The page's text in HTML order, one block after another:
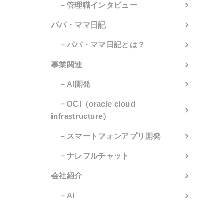
－管理職インタビュー
パパ・ママ日記
－パパ・ママ日記とは？
事業関連
－AI開発
－OCI（oracle cloud
infrastructure）
－スマートフォンアプリ開発
－ナレフルチャット
会社紹介
－AI